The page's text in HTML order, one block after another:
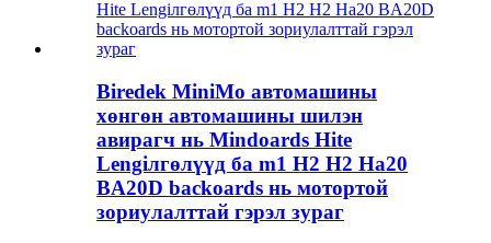
Biredek MiniMo автомашины
хөнгөн автомашины шилэн
авирагч нь Mindoards Hite
Lengiлгөлүүд ба m1 H2 H2 Ha20
BA20D backoards нь мотортой
зориулалттай гэрэл зураг